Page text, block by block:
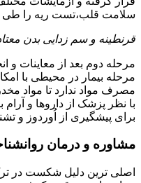
سلامت قلب،تست ریه را طی
قرنطینه و سم زدایی بدن
مرحله دوم بعد از معاینات و
مرحله بیمار در محیطی با
مصرف مواد ندارد تا مواد
با نظر پزشک از داروها و
برای پیشگیری از اُوردوز و
مشاوره و درمان
اصلی ترین دلیل شکست در ترک